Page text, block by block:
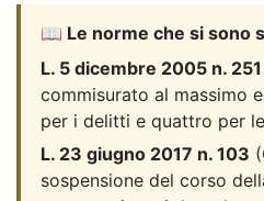
📖 Le norme che si sono
L. 5 dicembre 2005 n. 251
commisurato al massimo
per i delitti e quattro per
L. 23 giugno 2017 n. 103
sospensione del corso